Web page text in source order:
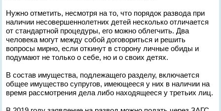
Нужно отметить, несмотря на то, что порядок развода при
наличии несовершеннолетних детей несколько отличается
от стандартной процедуры, его можно облегчить. Два
человека могут между собой договориться и решить
вопросы мирно, если откинут в сторону личные обиды и
подумают не только о себе, но и о своих детях.
В состав имущества, подлежащего разделу, включается
общее имущество супругов, имеющееся у них в наличии на
время рассмотрения дела либо находящееся у третьих лиц.